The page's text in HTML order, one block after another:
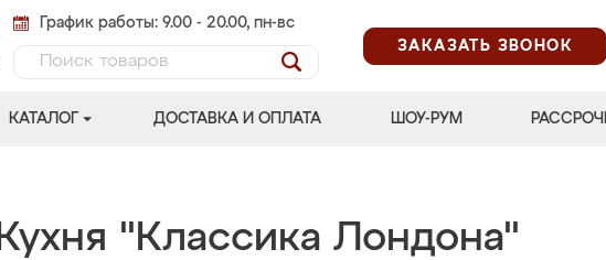
График работы: 9.00 - 20.00, пн-вс
ЗАКАЗАТЬ ЗВОНОК
КАТАЛОГ ДОСТАВКА И ОПЛАТА ШОУ-РУМ
Кухня "Классика Лондона"